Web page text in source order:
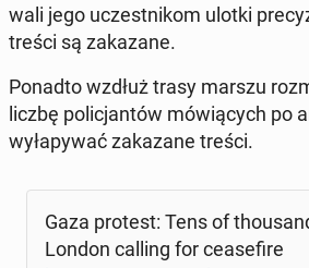
wa­li jego uczest­ni­kom ulotki
treści są za­ka­za­ne.
Ponadto wzdłuż trasy marszu
liczbę po­li­cjan­tów mó­wią­cych po
wy­ła­py­wać za­ka­za­ne treści.
Gaza protest: Tens of
London calling for ce­ase­fi­re